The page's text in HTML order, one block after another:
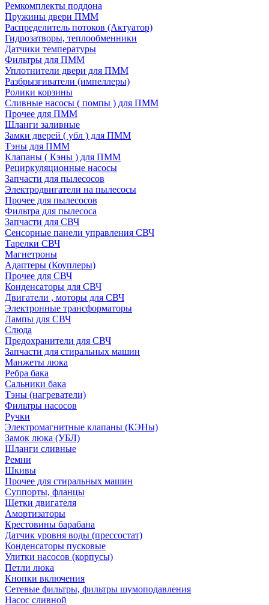
Ремкомплекты поддона
Пружины двери ПММ
Распределитель потоков (Актуатор)
Гидрозатворы, теплообменники
Датчики температуры
Фильтры для ПММ
Уплотнители двери для ПММ
Разбрызгиватели (импеллеры)
Ролики корзины
Сливные насосы ( помпы ) для ПММ
Прочее для ПММ
Шланги заливные
Замки дверей ( убл ) для ПММ
Тэны для ПММ
Клапаны ( Кэны ) для ПММ
Рециркуляционные насосы
Запчасти для пылесосов
Электродвигатели на пылесосы
Прочее для пылесосов
Фильтра для пылесоса
Запчасти для СВЧ
Сенсорные панели управления СВЧ
Тарелки СВЧ
Магнетроны
Адаптеры (Коуплеры)
Прочее для СВЧ
Конденсаторы для СВЧ
Двигатели , моторы для СВЧ
Электронные трансформаторы
Лампы для СВЧ
Слюда
Предохранители для СВЧ
Запчасти для стиральных машин
Манжеты люка
Ребра бака
Сальники бака
Тэны (нагреватели)
Фильтры насосов
Ручки
Электромагнитные клапаны (КЭНы)
Замок люка (УБЛ)
Шланги сливные
Ремни
Шкивы
Прочее для стиральных машин
Суппорты, фланцы
Щетки двигателя
Амортизаторы
Крестовины барабана
Датчик уровня воды (прессостат)
Конденсаторы пусковые
Улитки насосов (корпусы)
Петли люка
Кнопки включения
Сетевые фильтры, фильтры шумоподавления
Насос сливной